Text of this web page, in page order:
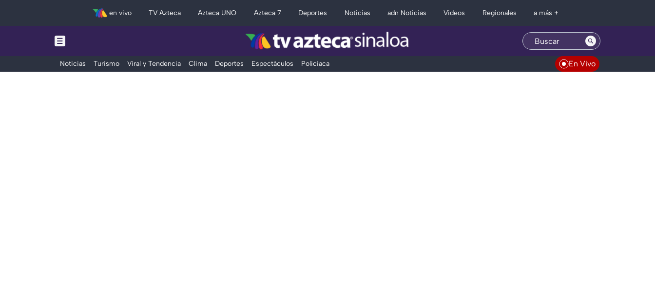
en vivo TV Azteca Azteca UNO Azteca 7 Deportes Noticias adn Noticias Videos Regionales a más +
Noticias Turismo Viral y Tendencia Clima Deportes Espectáculos Policiaca En Vivo